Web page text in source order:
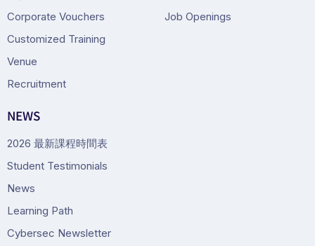
Corporate Vouchers
Customized Training
Venue
Recruitment
Job Openings
NEWS
2026 最新課程時間表
Student Testimonials
News
Learning Path
Cybersec Newsletter